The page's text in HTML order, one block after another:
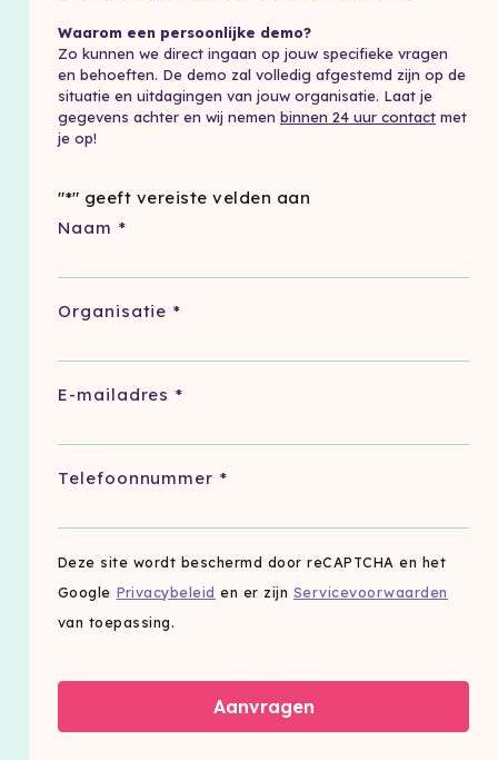
Waarom een persoonlijke demo?
Zo kunnen we direct ingaan op jouw specifieke vragen
en behoeften. De demo zal volledig afgestemd zijn op de
situatie en uitdagingen van jouw organisatie. Laat je
gegevens achter en wij nemen binnen 24 uur contact met
je op!
"*" geeft vereiste velden aan
Naam *
Organisatie *
E-mailadres *
Telefoonnummer *
Deze site wordt beschermd door reCAPTCHA en het
Google Privacybeleid en er zijn Servicevoorwaarden
van toepassing.